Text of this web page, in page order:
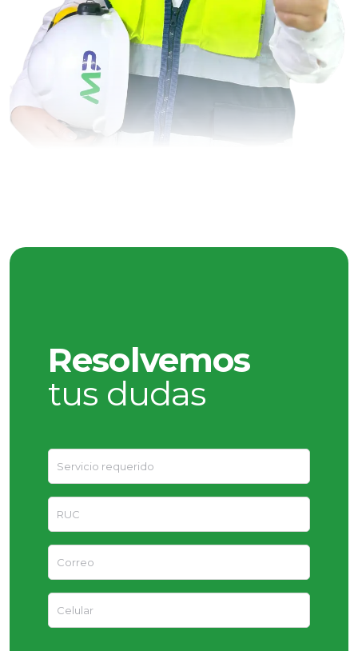
Resolvemos
tus dudas